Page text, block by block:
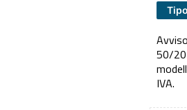
50/
IVA.